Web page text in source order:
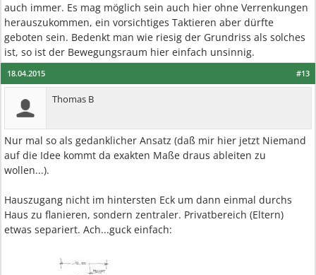
auch immer. Es mag möglich sein auch hier ohne Verrenkungen
herauszukommen, ein vorsichtiges Taktieren aber dürfte
geboten sein. Bedenkt man wie riesig der Grundriss als solches
ist, so ist der Bewegungsraum hier einfach unsinnig.
#13
18.04.2015
Thomas B
Nur mal so als gedanklicher Ansatz (daß mir hier jetzt Niemand
auf die Idee kommt da exakten Maße draus ableiten zu
wollen...).
Hauszugang nicht im hintersten Eck um dann einmal durchs
Haus zu flanieren, sondern zentraler. Privatbereich (Eltern)
etwas separiert. Ach...guck einfach: